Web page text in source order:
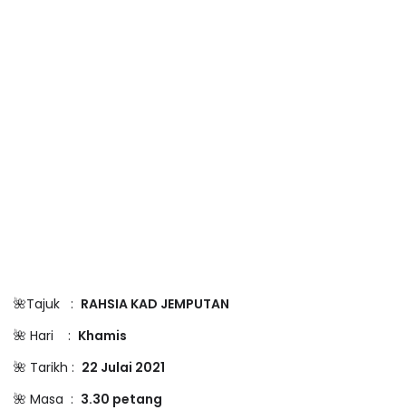
🌺Tajuk : RAHSIA KAD JEMPUTAN
🌺 Hari : Khamis
🌺 Tarikh : 22 Julai 2021
🌺 Masa : 3.30 petang